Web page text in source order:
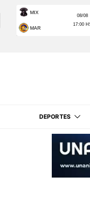
DEPORTES